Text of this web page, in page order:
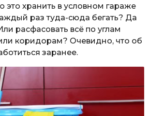
это хранить в условном гараже
раз туда-сюда бегать? Да
расфасовать всё по углам
или коридорам? Очевидно, что об
заранее.